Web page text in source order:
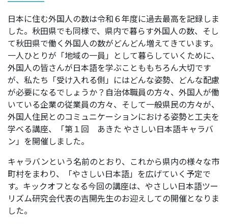
日本に住む外国人の数は令和６年度に過去最高を記録しま
した。秋田県でも同様で、県内で暮らす外国人の数、そし
て秋田県で働く外国人の数がどんどん増えてきています。
一人ひとりが「地域の一員」として暮らしていくために、
外国人の皆さんが日本語を学ぶことももちろん大切です
が、私たち「受け入れる側」にはどんな姿勢、どんな配慮
が必要になるでしょうか？自治体職員の方々、外国人が働
いている企業の従業員の方々、そして一般県民の方々が、
外国人住民とのコミュニケーションにおける姿勢と工夫を
学べる講座、「第１回 あきた やさしい日本語キャラバ
ン」を開催しました。
キャラバンという名前のとおり、これから県内の様々な市
町村をまわり、「やさしい日本語」を広げていく予定で
す。キックオフとなる今回の講座は、やさしい日本語ツー
リズム研究会代表の吉開先生のお迎えしての開催となりま
した。